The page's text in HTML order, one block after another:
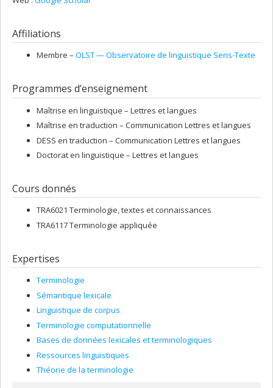
Affiliations
Membre – OLST — Observatoire de linguistique Sens-Texte
Programmes d’enseignement
Maîtrise en linguistique – Lettres et langues
Maîtrise en traduction – Communication Lettres et langues
DESS en traduction – Communication Lettres et langues
Doctorat en linguistique – Lettres et langues
Cours donnés
TRA6021 Terminologie, textes et connaissances
TRA6117 Terminologie appliquée
Expertises
Terminologie
Sémantique lexicale
Linguistique de corpus
Terminologie computationnelle
Bases de données lexicales et terminologiques
Ressources linguistiques
Théorie de la terminologie